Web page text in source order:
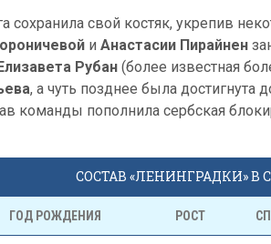
сохранила свой костяк, укрепив
и Анастасии Пирайнен
Рубан (более известная
, а чуть позднее была достигнута
команды пополнила сербская
СОСТАВ «ЛЕНИНГРАДКИ» В
ГОД РОЖДЕНИЯ РОСТ